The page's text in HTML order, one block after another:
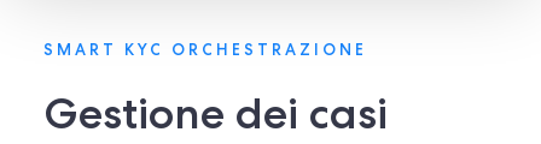
SMART KYC ORCHESTRAZIONE
Gestione dei casi